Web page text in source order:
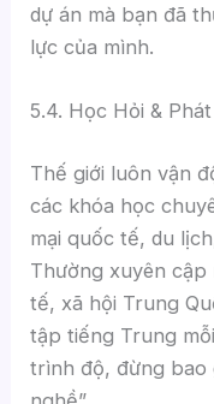
dự án mà bạn đã
lực của mình.
5.4. Học Hỏi &
Thế giới luôn vận
các khóa học
mại quốc tế, du
Thường xuyên
tế, xã hội Trung
tập tiếng Trung
trình độ, đừng bao